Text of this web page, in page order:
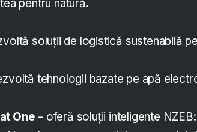
pentru natură.
soluții de logistică sustenabilă
tehnologii bazate pe apă
One – oferă soluții inteligente